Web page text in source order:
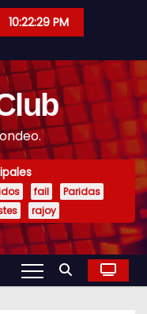
10:22:30 PM
fail
Paridas
rajoy